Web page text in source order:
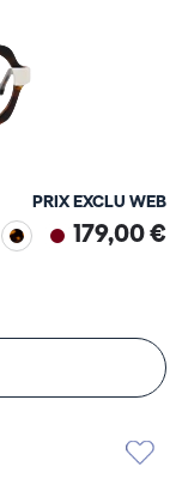
PRIX EXCLU WEB
179,00 €